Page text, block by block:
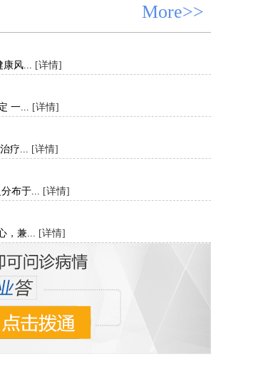
More>>
风... [详情]
一... [详情]
疗... [详情]
布于... [详情]
，兼... [详情]